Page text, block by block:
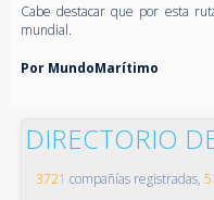
Cabe destacar que por esta
mundial.
Por MundoMarítimo
DIRECTORIO
3721 compañías registradas,